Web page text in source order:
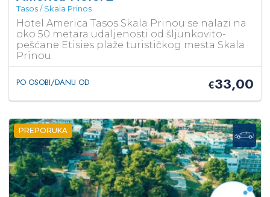
Tasos / Skala Prinos
Hotel America Tasos Skala Prinou se nalazi na
oko 50 metara udaljenosti od šljunkovito-
pešćane Etisies plaže turističkog mesta Skala
Prinou.
PO OSOBI/DANU OD €33,00
PREPORUKA